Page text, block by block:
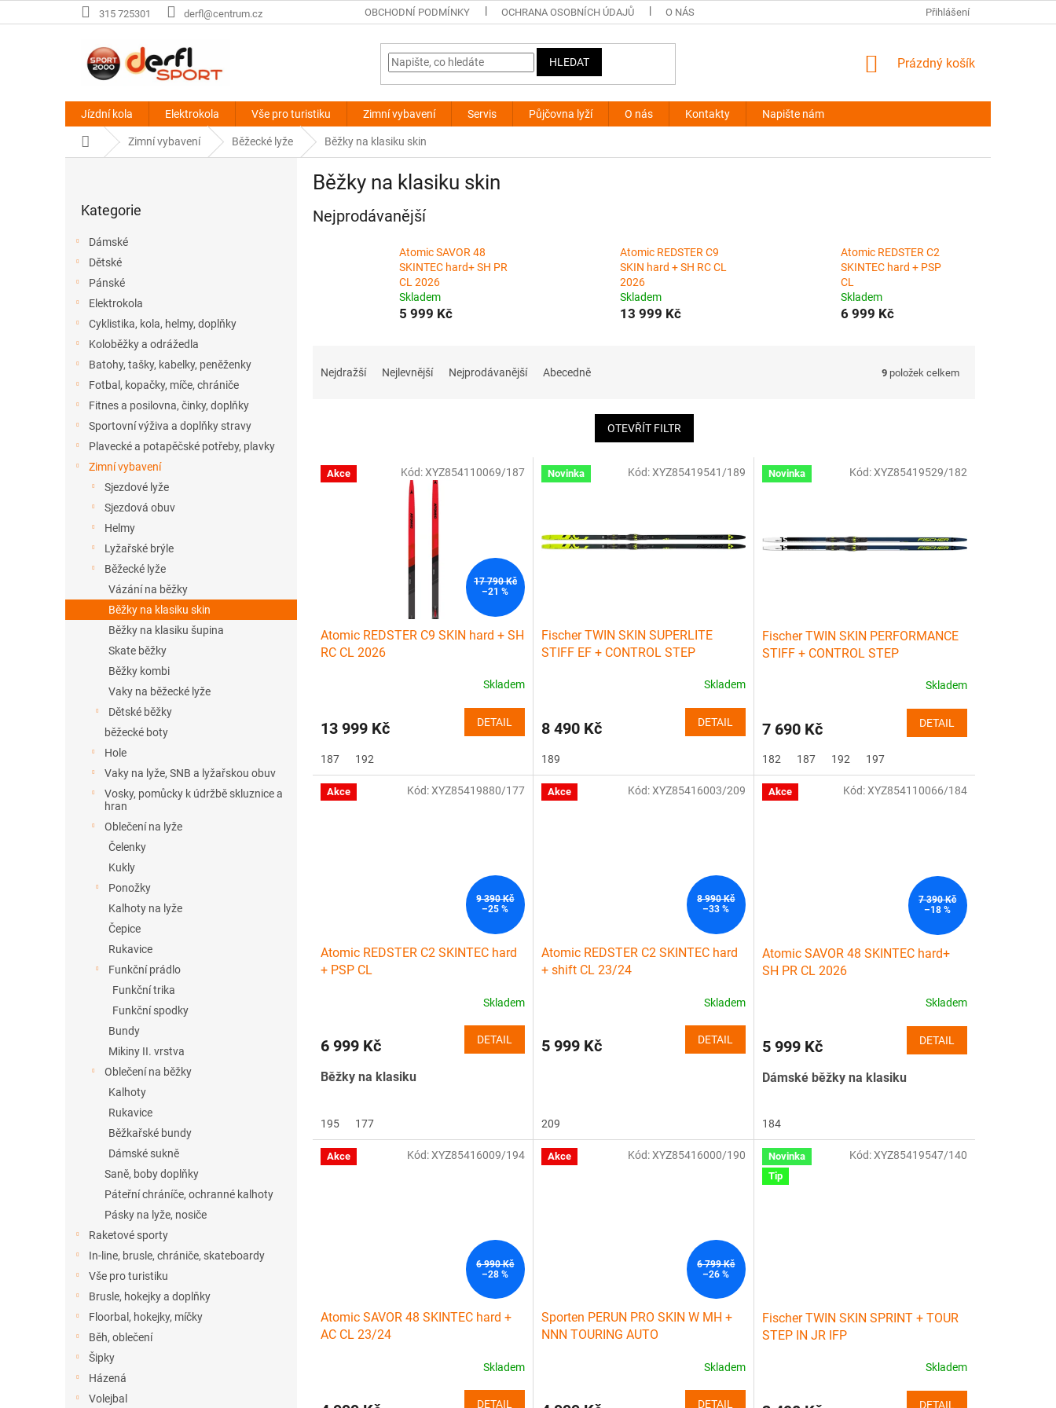
na
315 725301 derfl@centrum.cz OBCHODNÍ PODMÍNKY OCHRANA OSOBNÍCH ÚDAJŮ O NÁS Přihlášení
HLEDAT
NÁKUPNÍ
Prázdný košík
Jízdní kola Elektrokola Vše pro turistiku Zimní vybavení Servis Půjčovna lyží O nás Kontakty Napište nám
Domů Zimní vybavení Běžecké lyže Běžky na klasiku skin
kategorie
Kategorie
Dámské
Dětské
Pánské
Elektrokola
Cyklistika, kola, helmy, doplňky
Koloběžky a odrážedla
Batohy, tašky, kabelky, peněženky
Fotbal, kopačky, míče, chrániče
Fitnes a posilovna, činky, doplňky
Sportovní výživa a doplňky stravy
Plavecké a potapěčské potřeby, plavky
Zimní vybavení
Sjezdové lyže
Sjezdová obuv
Helmy
Lyžařské brýle
Běžecké lyže
Vázání na běžky
Běžky na klasiku skin
Běžky na klasiku šupina
Skate běžky
Běžky kombi
Vaky na běžecké lyže
Dětské běžky
běžecké boty
Hole
Vaky na lyže, SNB a lyžařskou obuv
Vosky, pomůcky k údržbě skluznice a
hran
Oblečení na lyže
Čelenky
Kukly
Ponožky
Kalhoty na lyže
Čepice
Rukavice
Funkční prádlo
Funkční trika
Funkční spodky
Bundy
Mikiny II. vrstva
Oblečení na běžky
Kalhoty
Rukavice
Běžkařské bundy
Dámské sukně
Saně, boby doplňky
Páteřní chráníče, ochranné kalhoty
Pásky na lyže, nosiče
Raketové sporty
In-line, brusle, chrániče, skateboardy
Vše pro turistiku
Brusle, hokejky a doplňky
Floorbal, hokejky, míčky
Běh, oblečení
Šipky
Házená
Volejbal
Běžky na klasiku skin
Nejprodávanější
Atomic SAVOR 48
SKINTEC hard+ SH PR
CL 2026
Skladem
5 999 Kč
Atomic REDSTER C9
SKIN hard + SH RC CL
2026
Skladem
13 999 Kč
Atomic REDSTER C2
SKINTEC hard + PSP
CL
Skladem
6 999 Kč
Nejdražší Nejlevnější Nejprodávanější Abecedně 9 položek celkem
OTEVŘÍT FILTR
V Akce
17 790 Kč
–21 %
Atomic REDSTER C9 SKIN hard + SH
RC CL 2026
Skladem
13 999 Kč DETAIL
187 192
Kód:XYZ854110069/187 Novinka
Fischer TWIN SKIN SUPERLITE
STIFF EF + CONTROL STEP
Skladem
8 490 Kč DETAIL
189
Kód:XYZ85419541/189 Novinka
Fischer TWIN SKIN PERFORMANCE
STIFF + CONTROL STEP
Skladem
7 690 Kč DETAIL
182 187 192 197
Kód:XYZ85419529/182
Akce
9 390 Kč
–25 %
Atomic REDSTER C2 SKINTEC hard
+ PSP CL
Skladem
6 999 Kč DETAIL
Běžky na klasiku
195 177
Kód:XYZ85419880/177 Akce
8 990 Kč
–33 %
Atomic REDSTER C2 SKINTEC hard
+ shift CL 23/24
Skladem
5 999 Kč DETAIL
209
Kód:XYZ85416003/209 Akce
7 390 Kč
–18 %
Atomic SAVOR 48 SKINTEC hard+
SH PR CL 2026
Skladem
5 999 Kč DETAIL
Dámské běžky na klasiku
184
Kód:XYZ854110066/184
Akce
6 990 Kč
–28 %
Atomic SAVOR 48 SKINTEC hard +
AC CL 23/24
Skladem
DETAIL
Kód:XYZ85416009/194 Akce
6 799 Kč
–26 %
Sporten PERUN PRO SKIN W MH +
NNN TOURING AUTO
Skladem
DETAIL
Kód:XYZ85416000/190
Novinka
Tip
Fischer TWIN SKIN SPRINT + TOUR
STEP IN JR IFP
Skladem
DETAIL
Kód:XYZ85419547/140